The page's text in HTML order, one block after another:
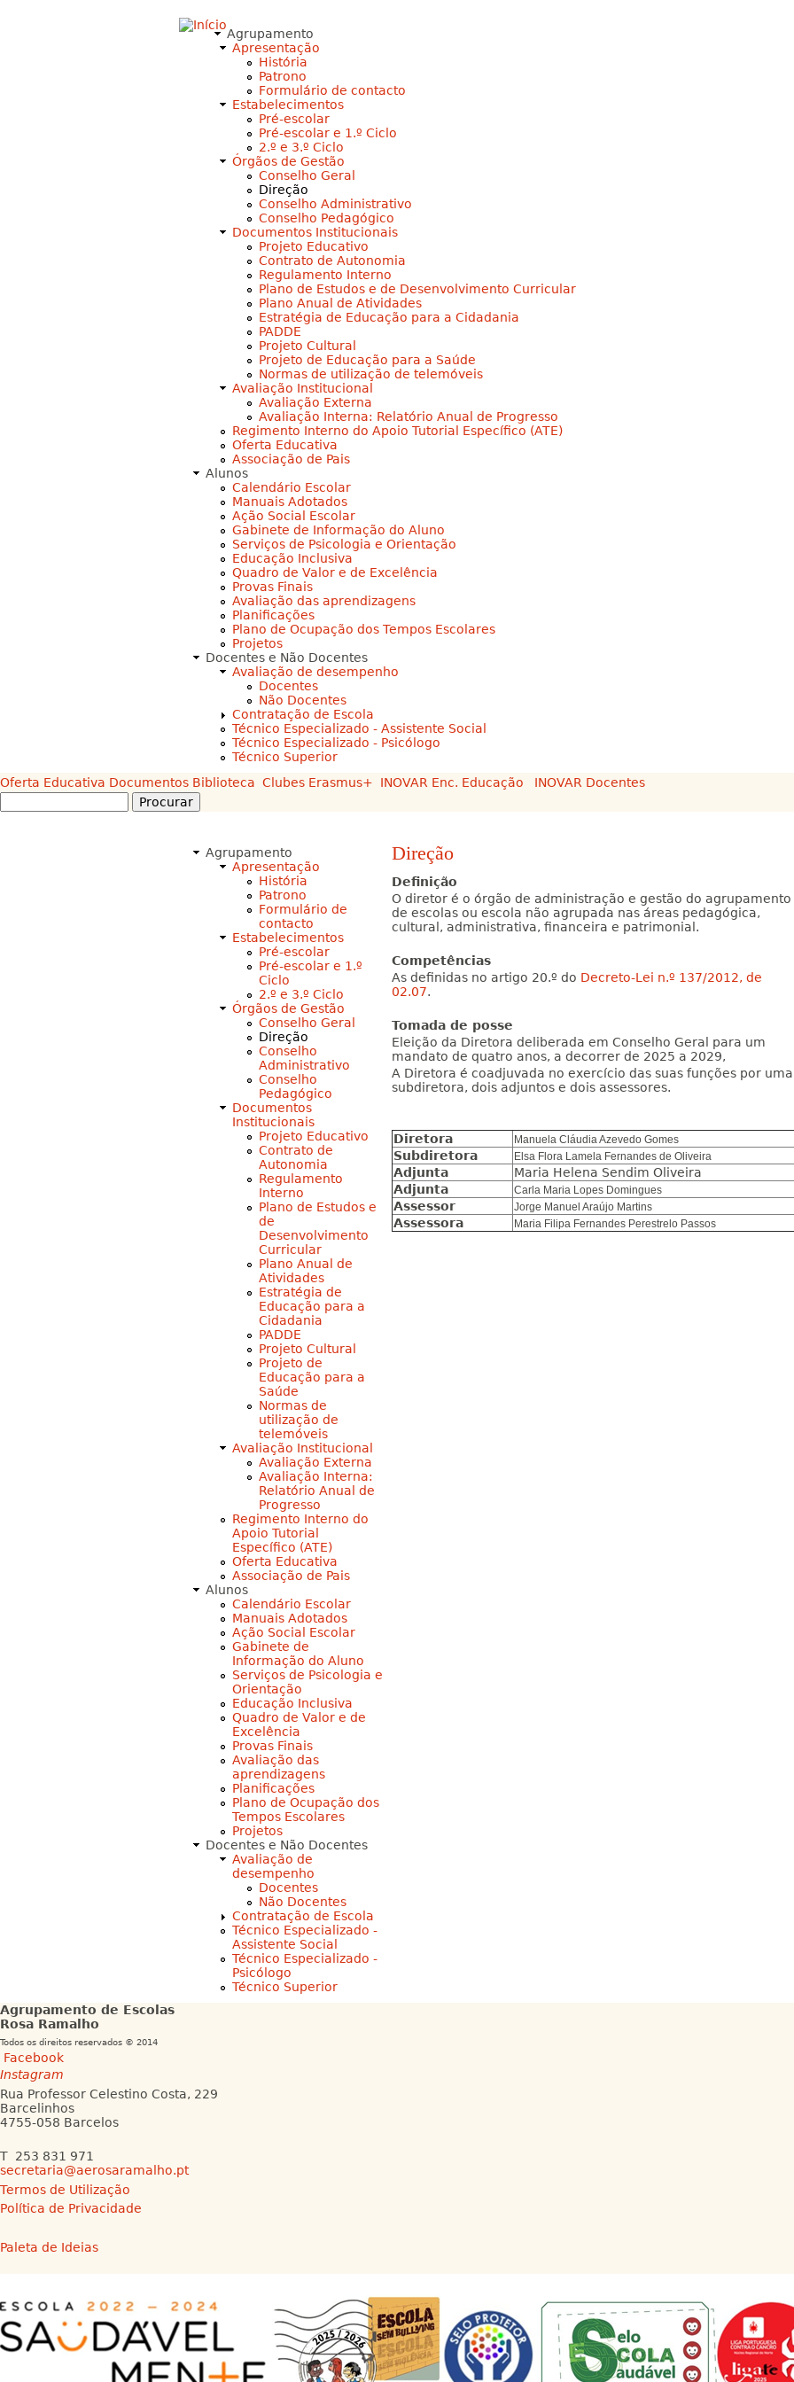
Agrupamento
Apresentação
História
Patrono
Formulário de contacto
Estabelecimentos
Pré-escolar
Pré-escolar e 1.º Ciclo
2.º e 3.º Ciclo
Órgãos de Gestão
Conselho Geral
Direção
Conselho Administrativo
Conselho Pedagógico
Documentos Institucionais
Projeto Educativo
Contrato de Autonomia
Regulamento Interno
Plano de Estudos e de Desenvolvimento Curricular
Plano Anual de Atividades
Estratégia de Educação para a Cidadania
PADDE
Projeto Cultural
Projeto de Educação para a Saúde
Normas de utilização de telemóveis
Avaliação Institucional
Avaliação Externa
Avaliação Interna: Relatório Anual de Progresso
Regimento Interno do Apoio Tutorial Específico (ATE)
Oferta Educativa
Associação de Pais
Alunos
Calendário Escolar
Manuais Adotados
Ação Social Escolar
Gabinete de Informação do Aluno
Serviços de Psicologia e Orientação
Educação Inclusiva
Quadro de Valor e de Excelência
Provas Finais
Avaliação das aprendizagens
Planificações
Plano de Ocupação dos Tempos Escolares
Projetos
Docentes e Não Docentes
Avaliação de desempenho
Docentes
Não Docentes
Contratação de Escola
Técnico Especializado - Assistente Social
Técnico Especializado - Psicólogo
Técnico Superior
Oferta Educativa Documentos Biblioteca Clubes Erasmus+ INOVAR Enc. Educação INOVAR Docentes
Formulário
Agrupamento
Apresentação
História
Patrono
Formulário de
contacto
Estabelecimentos
Pré-escolar
Pré-escolar e 1.º
Ciclo
2.º e 3.º Ciclo
Órgãos de Gestão
Conselho Geral
Direção
Conselho
Administrativo
Conselho
Pedagógico
Documentos
Institucionais
Projeto Educativo
Contrato de
Autonomia
Regulamento
Interno
Plano de Estudos e
de
Desenvolvimento
Curricular
Plano Anual de
Atividades
Estratégia de
Educação para a
Cidadania
PADDE
Projeto Cultural
Projeto de
Educação para a
Saúde
Normas de
utilização de
telemóveis
Avaliação Institucional
Avaliação Externa
Avaliação Interna:
Relatório Anual de
Progresso
Regimento Interno do
Apoio Tutorial
Específico (ATE)
Oferta Educativa
Associação de Pais
Alunos
Calendário Escolar
Manuais Adotados
Ação Social Escolar
Gabinete de
Informação do Aluno
Serviços de Psicologia e
Orientação
Educação Inclusiva
Quadro de Valor e de
Excelência
Provas Finais
Avaliação das
aprendizagens
Planificações
Plano de Ocupação dos
Tempos Escolares
Projetos
Docentes e Não Docentes
Avaliação de
desempenho
Docentes
Não Docentes
Contratação de Escola
Técnico Especializado -
Assistente Social
Técnico Especializado -
Psicólogo
Técnico Superior
Direção
Definição
O diretor é o órgão de administração e gestão do agrupamento
de escolas ou escola não agrupada nas áreas pedagógica,
cultural, administrativa, financeira e patrimonial.
Competências
As definidas no artigo 20.º do Decreto-Lei n.º 137/2012, de
02.07.
Tomada de posse
Eleição da Diretora deliberada em Conselho Geral para um
mandato de quatro anos, a decorrer de 2025 a 2029,
A Diretora é coadjuvada no exercício das suas funções por uma
subdiretora, dois adjuntos e dois assessores.
Diretora Manuela Cláudia Azevedo Gomes
Subdiretora Elsa Flora Lamela Fernandes de Oliveira
Adjunta
Maria Helena Sendim Oliveira
Adjunta
Carla Maria Lopes Domingues
Assessor Jorge Manuel Araújo Martins
Assessora Maria Filipa Fernandes Perestrelo Passos
Agrupamento de Escolas
Rosa Ramalho
Todos os direitos reservados © 2014
Facebook
Instagram
Rua Professor Celestino Costa, 229
Barcelinhos
4755-058 Barcelos
T 253 831 971
secretaria@aerosaramalho.pt
Termos de Utilização
Política de Privacidade
Paleta de Ideias